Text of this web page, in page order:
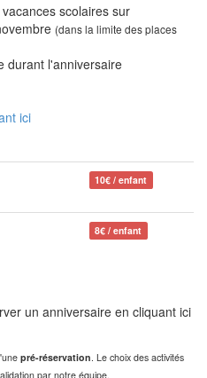
scolaires sur
(dans la limite des places
durant l'anniversaire
ici
10€ / enfant
8€ / enfant
un anniversaire en cliquant ici
pré-réservation . Le choix des activités
par notre équipe.